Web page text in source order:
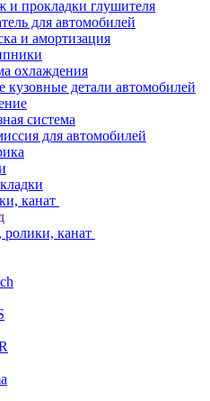
и прокладки глушителя
для автомобилей
и амортизация
охлаждения
кузовные детали автомобилей
система
для автомобилей
канат
канат